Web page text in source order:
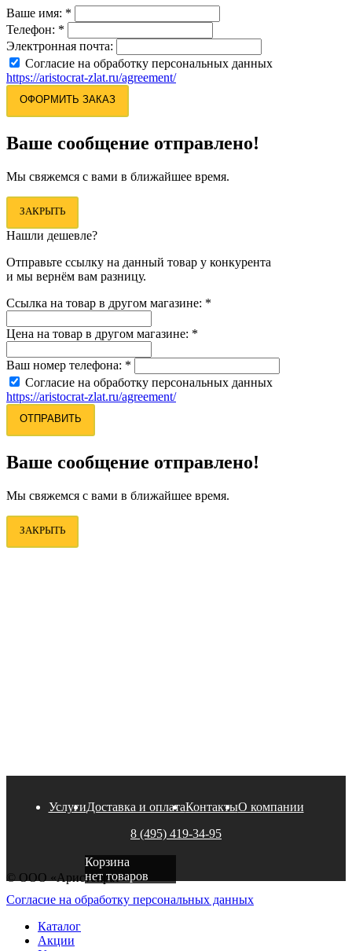
Ваше имя: *
Телефон: *
Электронная почта:
Согласие на обработку персональных данных
https://aristocrat-zlat.ru/agreement/
ОФОРМИТЬ ЗАКАЗ
Ваше сообщение отправлено!
Мы свяжемся с вами в ближайшее время.
ЗАКРЫТЬ
Нашли дешевле?
Отправьте ссылку на данный товар у конкурента
и мы вернём вам разницу.
Ссылка на товар в другом магазине: *
Цена на товар в другом магазине: *
Ваш номер телефона: *
Согласие на обработку персональных данных
https://aristocrat-zlat.ru/agreement/
ОТПРАВИТЬ
Ваше сообщение отправлено!
Мы свяжемся с вами в ближайшее время.
ЗАКРЫТЬ
УслугиДоставка и оплатаКонтактыО компании
8 (495) 419-34-95
Корзина
нет товаров
© ООО «Аристократ»
Согласие на обработку персональных данных
Каталог
Акции